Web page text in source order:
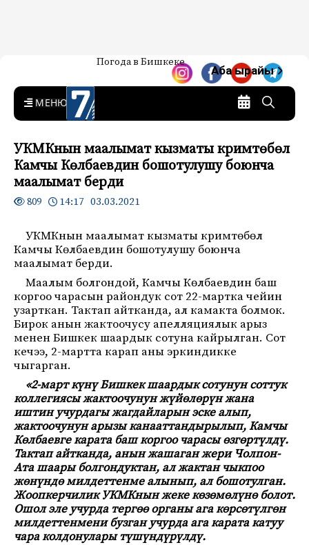
7-канал. Жаңылыктар —
Кыргызстан
Жаңылыктар — Кыргызстан
Погода в Бишкеке
Аба ырайы
MENU
УКМКнын маалымат кызматы кримтөбөл
Камчы Көлбаевдин бошотулушу боюнча
маалымат берди
809 14:17 03.03.2021
УКМКнын маалымат кызматы кримтөбөл
Камчы Көлбаевдин бошотулушу боюнча
маалымат берди.
Маалым болгондой, Камчы Көлбаевдин баш
коргоо чарасын райондук сот 22-мартка чейин
узарткан. Тактап айтканда, ал камакта болмок.
Бирок анын жактоочусу апелляциялык арыз
менен Бишкек шаардык сотуна кайрылган. Сот
кечээ, 2-мартта карап аны эркиндикке
чыгарган.
«2-март күнү Бишкек шаардык сотунун соттук
коллегиясы жактоочунун жүйөлөрүн жана
иштин учурдагы жагдайларын эске алып,
жактоочунун арызы канааттандырылып, Камчы
Көлбаевге карата баш коргоо чарасы өзгөртүлдү.
Тактап айтканда, анын жашаган жери Чолпон-
Ата шаары болгондуктан, ал жактан чыкпоо
жөнүндө милдеттенме алынып, ал бошотулган.
Жоопкерчилик УКМКнын жеке көзөмөлүнө болот.
Ошол эле учурда тергөө органы ага көрсөтүлгөн
милдеттенмени бузган учурда ага карата катуу
чара колдонулары түшүндүрүлдү.